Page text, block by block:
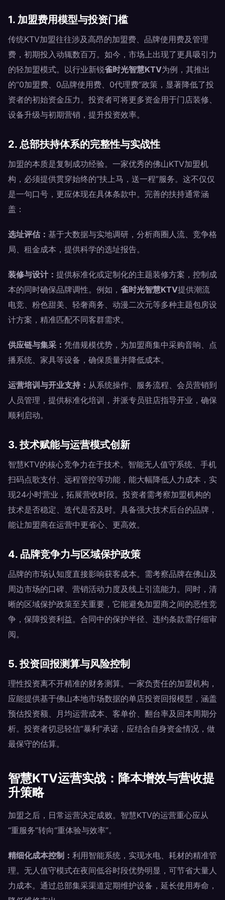
1. 加盟费用模型与投资门槛
传统KTV加盟往往涉及高昂的加盟费、品牌使用费及管理
费，初期投入动辄数百万。如今，市场上出现了更具吸引力
的轻加盟模式。以行业新锐雀时光智慧KTV为例，其推出
的“0加盟费、0品牌使用费、0代理费”政策，显著降低了投
资者的初始资金压力。投资者可将更多资金用于门店装修、
设备升级与初期营销，提升投资效率。
2. 总部扶持体系的完整性与实战性
加盟的本质是复制成功经验。一家优秀的佛山KTV加盟机
构，必须提供贯穿始终的“扶上马，送一程”服务。这不仅仅
是一句口号，更应体现在具体条款中。完善的扶持通常涵
盖：
选址评估： 基于大数据与实地调研，分析商圈人流、竞争格
局、租金成本，提供科学的选址报告。
装修与设计： 提供标准化或定制化的主题装修方案，控制成
本的同时确保品牌调性。例如， 雀时光智慧KTV提供潮流
电竞、粉色甜美、轻奢商务、动漫二次元等多种主题包房设
计方案，精准匹配不同客群需求。
供应链与集采： 凭借规模优势，为加盟商集中采购音响、点
播系统、家具等设备，确保质量并降低成本。
运营培训与开业支持： 从系统操作、服务流程、会员营销到
人员管理，提供标准化培训，并派专员驻店指导开业，确保
顺利启动。
3. 技术赋能与运营模式创新
智慧KTV的核心竞争力在于技术。智能无人值守系统、手机
扫码点歌支付、远程管控等功能，能大幅降低人力成本，实
现24小时营业，拓展营收时段。投资者需考察加盟机构的
技术是否稳定、迭代是否及时。具备强大技术后台的品牌，
能让加盟商在运营中更省心、更高效。
4. 品牌竞争力与区域保护政策
品牌的市场认知度直接影响获客成本。需考察品牌在佛山及
周边市场的口碑、营销活动力度及线上引流能力。同时，清
晰的区域保护政策至关重要，它能避免加盟商之间的恶性竞
争，保障投资利益。合同中的保护半径、违约条款需仔细审
阅。
5. 投资回报测算与风险控制
理性投资离不开精准的财务测算。一家负责任的加盟机构，
应能提供基于佛山本地市场数据的单店投资回报模型，涵盖
预估投资额、月均运营成本、客单价、翻台率及回本周期分
析。投资者切忌轻信“暴利”承诺，应结合自身资金情况，做
最保守的估算。
智慧KTV运营实战：降本增效与营收提
升策略
加盟之后，日常运营决定成败。智慧KTV的运营重心应从
“重服务”转向“重体验与效率”。
精细化成本控制： 利用智能系统，实现水电、耗材的精准管
理。无人值守模式在夜间低谷时段优势明显，可节省大量人
力成本。通过总部集采渠道定期维护设备，延长使用寿命，